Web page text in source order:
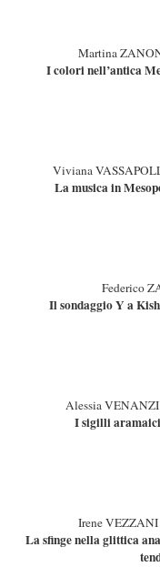
Martina
I colori nell’antica
Viviana
La musica in
Federico
Il sondaggio Y a
Alessia
I sigilli
Irene VEZZANI
La sfinge nella glittica